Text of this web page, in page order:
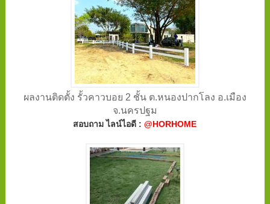
ผลงานติดตั้ง รั้วคาวบอย 2 ชั้น ต.หนองปากโลง อ.เมือง
จ.นครปฐม
สอบถาม ไลน์ไอดี :@HORHOME